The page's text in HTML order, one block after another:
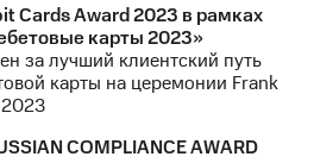
Cards Award 2023 в рамках
карты 2023»
за лучший клиентский путь
карты на церемонии Frank
COMPLIANCE AWARD